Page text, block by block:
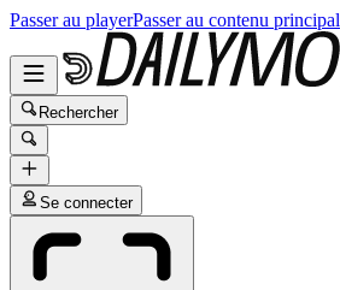
Passer au playerPasser au contenu principal
Rechercher
Se connecter